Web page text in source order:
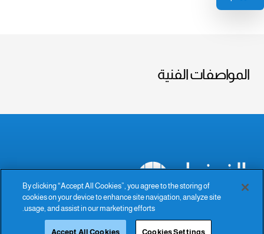
المواصفات الفنية
The Power of Excellence
By clicking “Accept All Cookies”, you agree to the storing of
cookies on your device to enhance site navigation, analyze site
usage, and assist in our marketing efforts.
Cookies Settings
Accept All Cookies